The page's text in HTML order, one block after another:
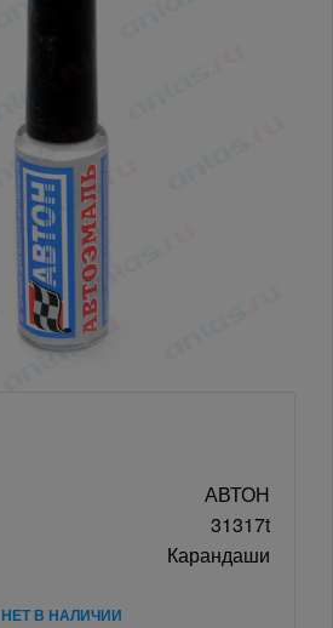
АВТОН
31317t
Карандаши
НЕТ В НАЛИЧИИ